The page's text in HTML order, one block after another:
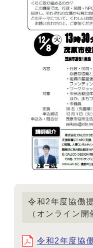
令和2年度協働
（オンライン開
令和2年度協